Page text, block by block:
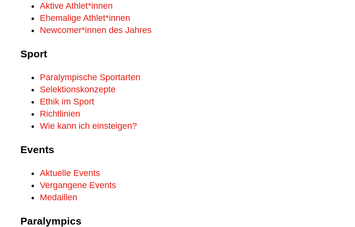
Aktive Athlet*innen
Ehemalige Athlet*innen
Newcomer*innen des Jahres
Sport
Paralympische Sportarten
Selektionskonzepte
Ethik im Sport
Richtlinien
Wie kann ich einsteigen?
Events
Aktuelle Events
Vergangene Events
Medaillen
Paralympics